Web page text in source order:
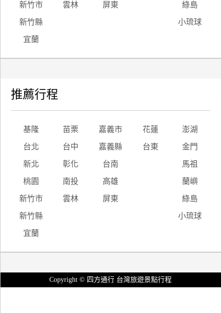
新竹市 雲林 屏東 綠島
新竹縣 小琉球
宜蘭
推薦行程
基隆 苗栗 嘉義市 花蓮 澎湖
台北 台中 嘉義縣 台東 金門
新北 彰化 台南 馬祖
桃園 南投 高雄 蘭嶼
新竹市 雲林 屏東 綠島
新竹縣 小琉球
宜蘭
Copyright © 四方通行 台灣旅遊景點行程